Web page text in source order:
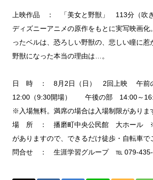
上映作品 ： 「美女と野獣」 113分（吹き
ディズニーアニメの原作をもとに実写映画化
ったベルは、恐ろしい野獣の、悲しい瞳に惹
野獣になった本当の理由は…。
日 時 ： 8月2日（日） 2回上映 午前
12:00（9:30開場） 午後の部 14:00～
※入場無料。満席の場合は入場制限がありま
場 所 ： 播磨町中央公民館 大ホール ※
がありますので、できるだけ徒歩・自転車で
問合せ ： 生涯学習グループ ℡ 079-435-